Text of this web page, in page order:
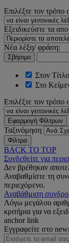
Επιλέξτε τον τρόπο
Εξειδικεύστε τα
Νέα λέξη/ φράση:
Σβήσιμο
Στον Τίτλο
Στο
Επιλέξτε τον τρόπο
Εφαρμογή Φίλτρων
Ταξινόμηση
Φίλτρα
BACK TO TOP
Συνδεθείτε για
Δεν βρέθηκαν
Αναβαθμίστε τη
περιεχόμενο.
Αναβάθμιση
Λόγω μεγάλου
κριτήρια για να
anchor link
Εγγραφείτε στο